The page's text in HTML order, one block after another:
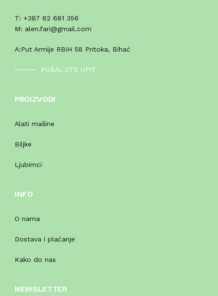
T: +387 62 681 356
M: alen.fari@gmail.com
A:Put Armije RBiH 58 Pritoka, Bihać
POŠALJITE UPIT
PROIZVODI
Alati mašine
Biljke
Ljubimci
INFO
O nama
Dostava i plaćanje
Kako do nas
NEWSLETTER